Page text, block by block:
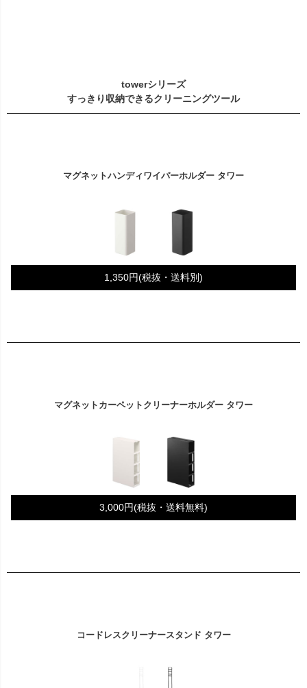
towerシリーズ
すっきり収納できるクリーニングツール
マグネットハンディワイパーホルダー タワー
1,350円(税抜・送料別)
マグネットカーペットクリーナーホルダー タワー
3,000円(税抜・送料無料)
コードレスクリーナースタンド タワー